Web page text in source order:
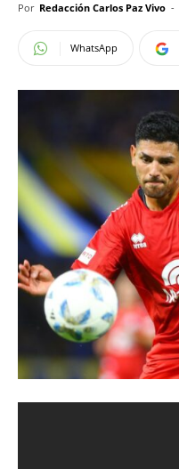
Por Redacción Carlos Paz Vivo -
WhatsApp